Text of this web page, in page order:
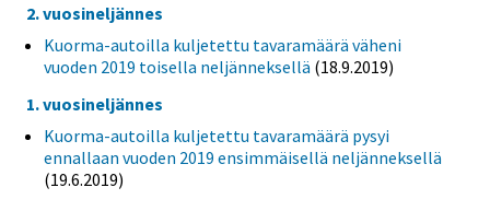
2. vuosineljännes
Kuorma-autoilla kuljetettu tavaramäärä väheni
vuoden 2019 toisella neljänneksellä (18.9.2019)
1. vuosineljännes
Kuorma-autoilla kuljetettu tavaramäärä pysyi
ennallaan vuoden 2019 ensimmäisellä neljänneksellä
(19.6.2019)